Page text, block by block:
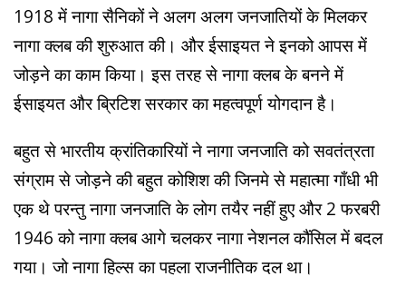
1918 में नागा सैनिकों ने अलग अलग जनजातियों के मिलकर
नागा क्लब की शुरुआत की। और ईसाइयत ने इनको आपस में
जोड़ने का काम किया। इस तरह से नागा क्लब के बनने में
ईसाइयत और ब्रिटिश सरकार का महत्वपूर्ण योगदान है।
बहुत से भारतीय क्रांतिकारियों ने नागा जनजाति को सवतंत्रता
संग्राम से जोड़ने की बहुत कोशिश की जिनमे से महात्मा गाँधी भी
एक थे परन्तु नागा जनजाति के लोग तयैर नहीं हुए और 2 फरबरी
1946 को नागा क्लब आगे चलकर नागा नेशनल कौंसिल में बदल
गया। जो नागा हिल्स का पहला राजनीतिक दल था।